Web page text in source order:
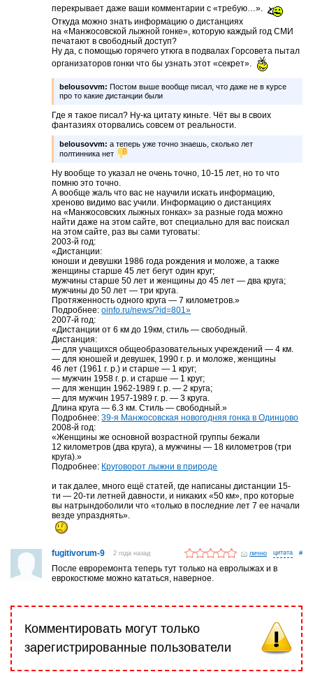
перекрывает даже ваши комментарии с «требую…».
Откуда можно знать информацию о дистанциях
на «Манжосовской лыжной гонке», которую каждый год СМИ
печатают в свободный доступ?
Ну да, с помощью горячего утюга в подвалах Горсовета пытал
организаторов гонки что бы узнать этот «секрет».
belousovvm: Постом выше вообще писал, что даже не в курсе
про то какие дистанции были
Где я такое писал? Ну-ка цитату киньте. Чёт вы в своих
фантазиях оторвались совсем от реальности.
belousovvm: а теперь уже точно знаешь, сколько лет
полтинника нет
Ну вообще то указал не очень точно, 10-15 лет, но то что
помню это точно.
А вообще жаль что вас не научили искать информацию,
хреново видимо вас учили. Информацию о дистанциях
на «Манжосовских лыжных гонках» за разные года можно
найти даже на этом сайте, вот специально для вас поискал
на этом сайте, раз вы сами туговаты:
2003-й год:
«Дистанции:
юноши и девушки 1986 года рождения и моложе, а также
женщины старше 45 лет бегут один круг;
мужчины старше 50 лет и женщины до 45 лет — два круга;
мужчины до 50 лет — три круга.
Протяженность одного круга — 7 километров.»
Подробнее:oinfo.ru/news/?id=801»
2007-й год:
«Дистанции от 6 км до 19км, стиль — свободный.
Дистанция:
— для учащихся общеобразовательных учреждений — 4 км.
— для юношей и девушек, 1990 г. р. и моложе, женщины
46 лет (1961 г. р.) и старше — 1 круг;
— мужчин 1958 г. р. и старше — 1 круг;
— для женщин 1962-1989 г. р. — 2 круга;
— для мужчин 1957-1989 г. р. — 3 круга.
Длина круга — 6.3 км. Стиль — свободный.»
Подробнее:39-я Манжосовская новогодняя гонка в Одинцово
2008-й год:
«Женщины же основной возрастной группы бежали
12 километров (два круга), а мужчины — 18 километров (три
круга).»
Подробнее: Круговорот лыжни в природе
и так далее, много ещё статей, где написаны дистанции 15-
ти — 20-ти летней давности, и никаких «50 км», про которые
вы натрындоболили что «только в последние лет 7 ее начали
везде упразднять».
fugitivorum-9 2 года назад лично #
После евроремонта теперь тут только на евролыжах и в
еврокостюме можно кататься, наверное.
Комментировать могут только
зарегистрированные пользователи